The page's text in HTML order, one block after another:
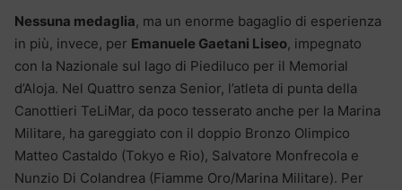
Nessuna medaglia, ma un enorme bagaglio di esperienza
in più, invece, per Emanuele Gaetani Liseo, impegnato
con la Nazionale sul lago di Piediluco per il Memorial
d’Aloja. Nel Quattro senza Senior, l’atleta di punta della
Canottieri TeLiMar, da poco tesserato anche per la Marina
Militare, ha gareggiato con il doppio Bronzo Olimpico
Matteo Castaldo (Tokyo e Rio), Salvatore Monfrecola e
Nunzio Di Colandrea (Fiamme Oro/Marina Militare). Per